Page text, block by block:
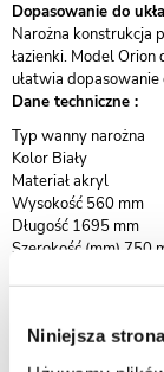
Niniejsza
Dopasowanie do
Narożna konstrukcja
łazienki. Model
ułatwia
Dane techniczne :
​Typ wanny narożna
Kolor Biały
Materiał akryl
Wysokość 560 mm
Długość 1695 mm
Szerokość (mm) 750
Gwarancja 24